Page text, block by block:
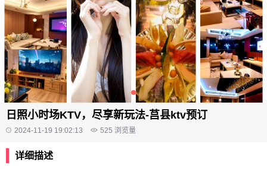
日照小时场KTV，尽享新玩法-莒县ktv预订
2024-11-19 19:02:13 525 浏览量
详细描述